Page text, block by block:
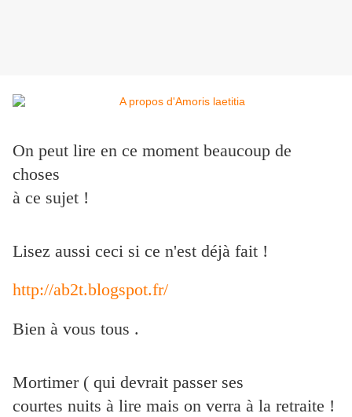
On peut lire en ce moment beaucoup de
choses
à ce sujet !
Lisez aussi ceci si ce n'est déjà fait !
http://ab2t.blogspot.fr/
Bien à vous tous .
Mortimer ( qui devrait passer ses
courtes nuits à lire mais on verra à la retraite !